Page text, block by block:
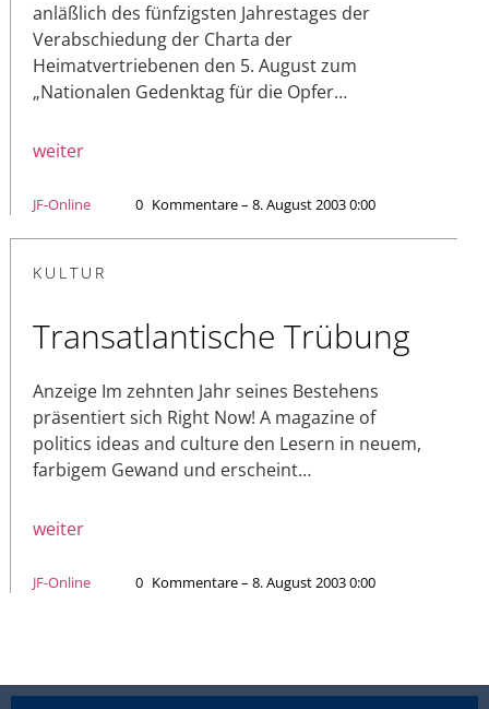
anläßlich des fünfzigsten Jahrestages der
Verabschiedung der Charta der
Heimatvertriebenen den 5. August zum
„Nationalen Gedenktag für die Opfer…
weiter
JF-Online 0 Kommentare – 8. August 2003 0:00
KULTUR
Transatlantische Trübung
Anzeige Im zehnten Jahr seines Bestehens
präsentiert sich Right Now! A magazine of
politics ideas and culture den Lesern in neuem,
farbigem Gewand und erscheint…
weiter
JF-Online 0 Kommentare – 8. August 2003 0:00